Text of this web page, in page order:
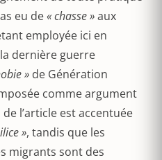
eu de« chasse »aux
employée ici en
dernière guerre
» de Génération
comme argument
l’article est accentuée
», tandis que les
migrants sont des